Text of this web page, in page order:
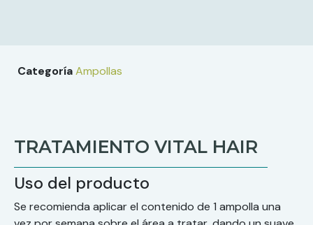
CategoríaAmpollas
TRATAMIENTO VITAL HAIR
Uso del producto
Se recomienda aplicar el contenido de 1 ampolla una